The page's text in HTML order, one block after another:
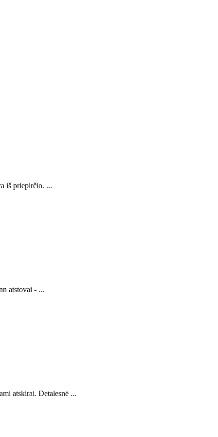
iš priepirčio. ...
atstovai - ...
atskirai. Detalesnė ...